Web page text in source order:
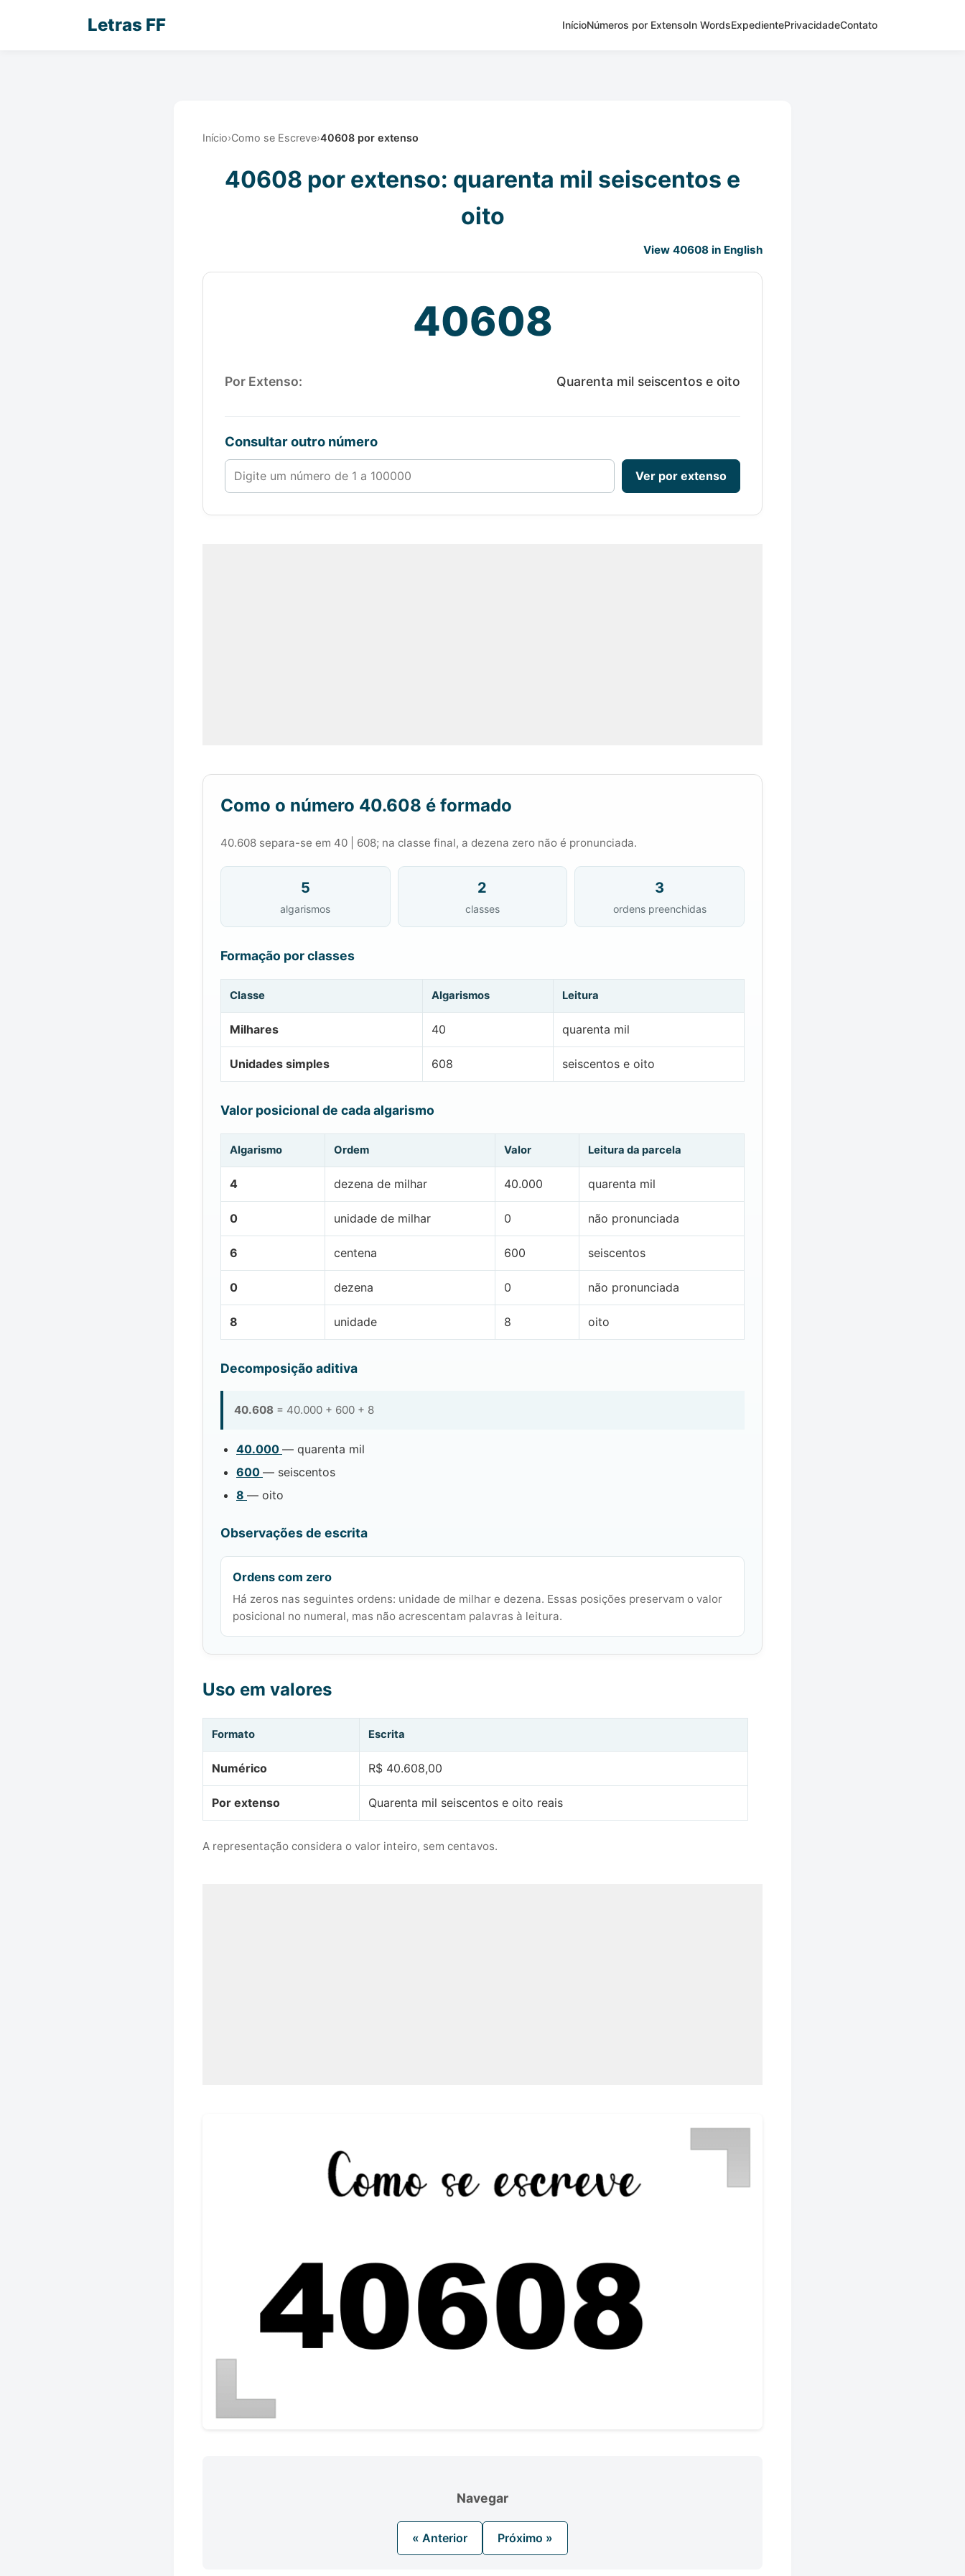
Letras FF InícioNúmeros por ExtensoIn WordsExpedientePrivacidadeContato
Início›Como se Escreve›40608 por extenso
40608 por extenso: quarenta mil seiscentos e
oito
View 40608 in English
40608
Por Extenso: Quarenta mil seiscentos e oito
Consultar outro número
Número de 1 a 100000
Ver por extenso
Como o número 40.608 é formado
40.608 separa-se em 40 | 608; na classe final, a dezena zero não é pronunciada.
5
algarismos
2
classes
3
ordens preenchidas
Formação por classes
Classe Algarismos Leitura
Milhares 40 quarenta mil
Unidades simples 608 seiscentos e oito
Valor posicional de cada algarismo
Algarismo Ordem Valor Leitura da parcela
4 dezena de milhar 40.000 quarenta mil
0 unidade de milhar 0 não pronunciada
6 centena 600 seiscentos
0 dezena 0 não pronunciada
8 unidade 8 oito
Decomposição aditiva
40.608 = 40.000 + 600 + 8
40.000 — quarenta mil
600 — seiscentos
8 — oito
Observações de escrita
Ordens com zero
Há zeros nas seguintes ordens: unidade de milhar e dezena. Essas posições preservam o valor
posicional no numeral, mas não acrescentam palavras à leitura.
Uso em valores
Formato Escrita
Numérico R$ 40.608,00
Por extenso Quarenta mil seiscentos e oito reais
A representação considera o valor inteiro, sem centavos.
Navegar
« Anterior Próximo »